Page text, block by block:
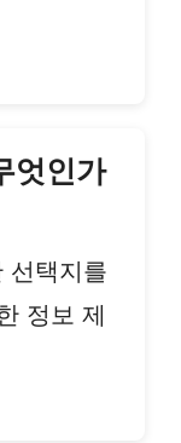
엇인가
선택지를
정보 제